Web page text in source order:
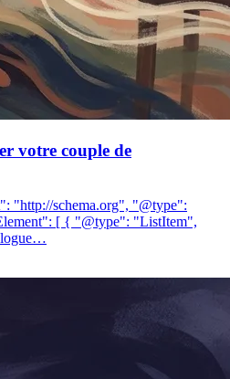
votre couple de
"http://schema.org", "@type":
[ { "@type": "ListItem",